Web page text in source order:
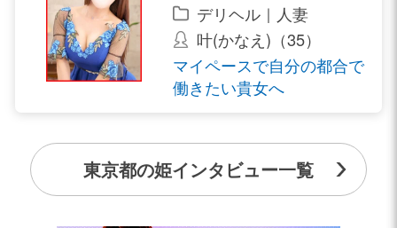
デリヘル｜人妻
叶(かなえ)（35）
マイペースで自分の都合で
働きたい貴女へ
東京都の姫インタビュー一覧